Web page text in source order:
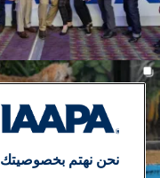
نحن نهتم بخصوصيتك